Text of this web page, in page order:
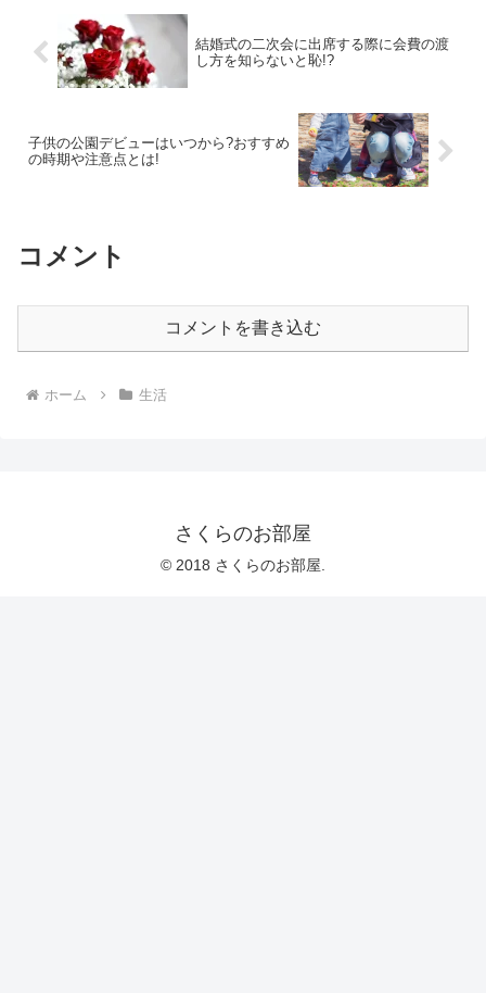
結婚式の二次会に出席する際に会費の渡
し方を知らないと恥!?
子供の公園デビューはいつから?おすすめ
の時期や注意点とは!
コメント
コメントを書き込む
ホーム 生活
さくらのお部屋
© 2018 さくらのお部屋.